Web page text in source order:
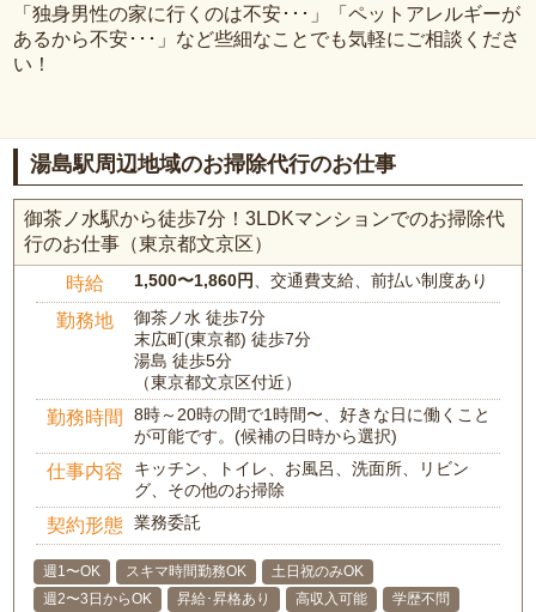
「独身男性の家に行くのは不安･･･」「ペットアレルギーが
あるから不安･･･」など些細なことでも気軽にご相談くださ
い！
湯島駅周辺地域のお掃除代行のお仕事
御茶ノ水駅から徒歩7分！3LDKマンションでのお掃除代
行のお仕事（東京都文京区）
時給 1,500〜1,860円、交通費支給、前払い制度あり
勤務地
御茶ノ水 徒歩7分
末広町(東京都) 徒歩7分
湯島 徒歩5分
（東京都文京区付近）
勤務時間
8時～20時の間で1時間〜、好きな日に働くこと
が可能です。(候補の日時から選択)
仕事内容
キッチン、トイレ、お風呂、洗面所、リビン
グ、その他のお掃除
契約形態 業務委託
週1〜OK スキマ時間勤務OK
土日祝のみOK
週2〜3日からOK
昇給･昇格あり 高収入可能 学歴不問